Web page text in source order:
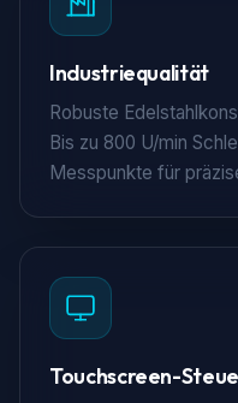
Industriequalität
Robuste
Bis zu 800 U/min
Messpunkte für
Touchscreen-